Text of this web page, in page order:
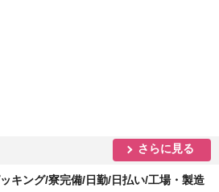
さらに見る
キング/寮完備/日勤/日払い/工場・製造